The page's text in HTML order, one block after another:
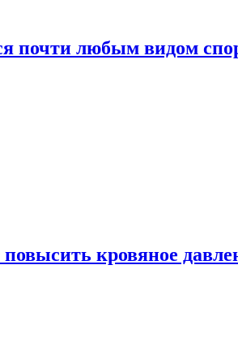
почти любым видом
кровяное